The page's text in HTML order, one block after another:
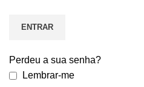
ENTRAR
Perdeu a sua senha?
Lembrar-me